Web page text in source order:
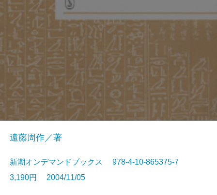
遠藤周作／著
新潮オンデマンドブックス 978-4-10-865375-7
3,190円 2004/11/05